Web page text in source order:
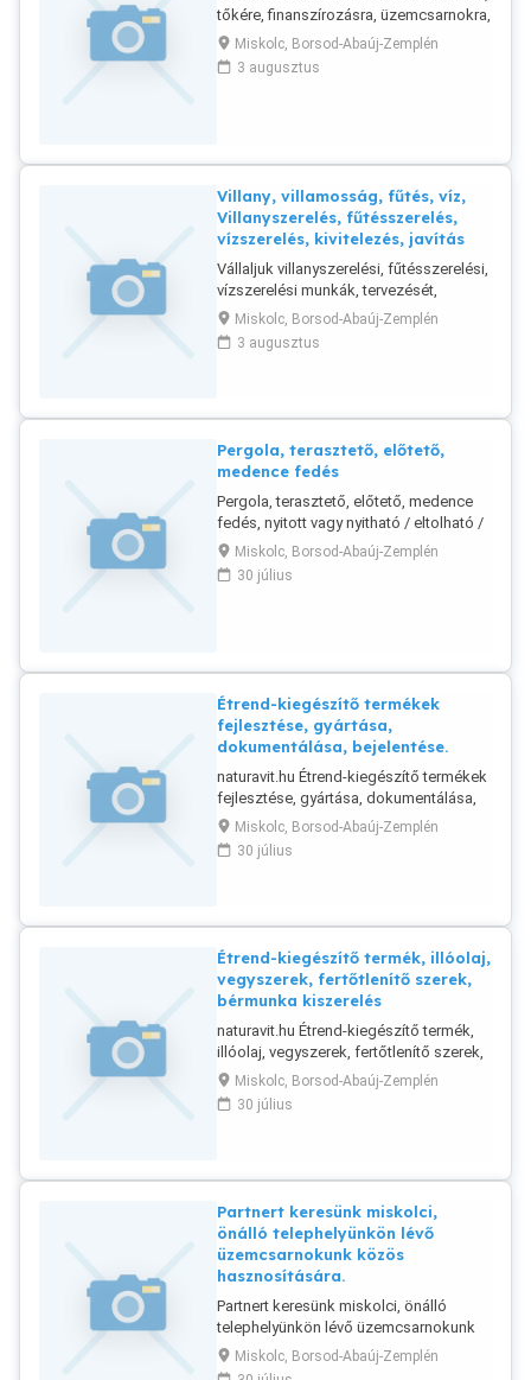
tőkére, finanszírozásra, üzemcsarnokra,
telephelyre, gyártóeszközökre, üzleti
tapasztalat átadásra van szüksége? Ön
adja az elképzelést, a kapcsolatait, az
Miskolc, Borsod-Abaúj-Zemplén
3 augusztus
Villany, villamosság, fűtés, víz,
Villanyszerelés, fűtésszerelés,
vízszerelés, kivitelezés, javítás
Vállaljuk villanyszerelési, fűtésszerelési,
vízszerelési munkák, tervezését,
kivitelezését, felújítását, javítását,
karbantartását.
Miskolc, Borsod-Abaúj-Zemplén
3 augusztus
Pergola, terasztető, előtető,
medence fedés
Pergola, terasztető, előtető, medence
fedés, nyitott vagy nyitható / eltolható /
zárt fűthető kivitelezése. Kerítés, kapu,
távirányítható kapu kivitelezése.
Autóbeálló. Oszlop állítás. Faszerkezet,
igény szerinti fedés kialakítással.
Hőszigetelés.
Miskolc, Borsod-Abaúj-Zemplén
30 július
Étrend-kiegészítő termékek
fejlesztése, gyártása,
dokumentálása, bejelentése.
naturavit.hu Étrend-kiegészítő termékek
fejlesztése, gyártása, dokumentálása,
bejelentése bérgyártás, receptúra
összeállítás, engedélyeztetés,
kiszerelés, csomagolás és raktározás,
biztosításán keresztül, a kiszállításig.
Miskolc, Borsod-Abaúj-Zemplén
30 július
Étrend-kiegészítő termék, illóolaj,
vegyszerek, fertőtlenítő szerek,
bérmunka kiszerelés
naturavit.hu Étrend-kiegészítő termék,
illóolaj, vegyszerek, fertőtlenítő szerek,
bérmunka kiszerelés KISZERELÉS,
letöltés, csomagolás, üvegcsébe töltés,
palackozás zárt rendszerben automata
mérőeszközökkel, akár steril
környezetben.
Miskolc, Borsod-Abaúj-Zemplén
30 július
Partnert keresünk miskolci,
önálló telephelyünkön lévő
üzemcsarnokunk közös
hasznosítására.
Partnert keresünk miskolci, önálló
telephelyünkön lévő üzemcsarnokunk
közös hasznosítására. 500 m2-es
Üzemcsarnok: 3 400 V, 200A kiépítve.
Miskolc, Borsod-Abaúj-Zemplén